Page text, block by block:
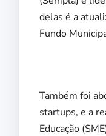
delas é a
Fundo
Também foi
startups, e a
Educação